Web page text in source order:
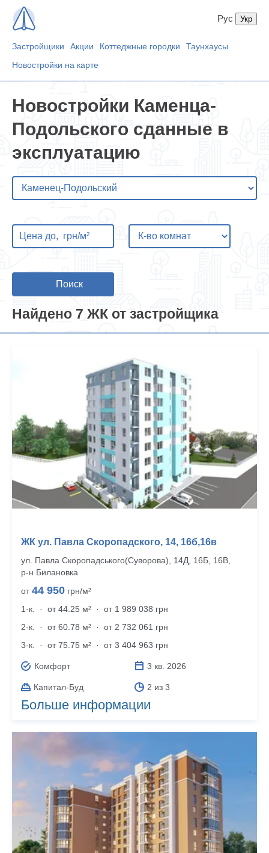
Застройщики Акции Коттеджные городки
Таунхаусы
Новостройки на карте
Рус
Новостройки Каменца-
Подольского сданные в
эксплуатацию
Поиск
Найдено 7 ЖК от застройщика
ЖК ул. Павла Скоропадского, 14, 16б,16в
ул. Павла Скоропадського(Суворова), 14Д, 16Б, 16В,
р‑н Билановка
от44 950 грн/м²
1-к.
· от 44.25 м² ·
от 1 989 038 грн
2-к.
· от 60.78 м² ·
от 2 732 061 грн
3-к.
· от 75.75 м² · от 3 404 963 грн
Комфорт 3 кв. 2026
Капитал-Буд 2 из 3
Больше информации